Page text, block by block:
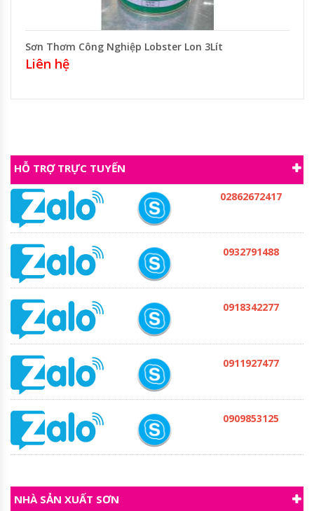
Sơn Thơm Công Nghiệp Lobster Lon 3Lít
Liên hệ
HỖ TRỢ TRỰC TUYẾN
02862672417
0932791488
0918342277
0911927477
0909853125
NHÀ SẢN XUẤT SƠN